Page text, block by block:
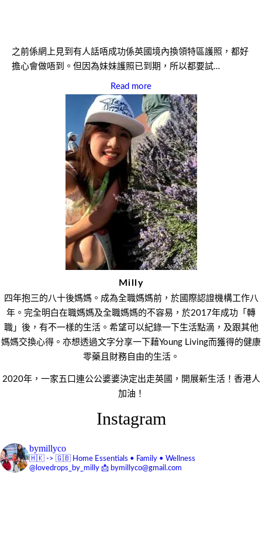
之前係網上見到有人話唔成功係英國境內換領特區護照，都好
擔心會做唔到。但因為妹妹護照已到期，所以都要試…
Read more
Milly
四年抱三的八十後媽媽。成為全職媽媽前，於國際認證機構工作八
年。完全明白在職媽媽及全職媽媽的不容易，於2017年成功「轉
職」後，有不一樣的生活。希望可以紀錄一下生活點滴，及跟其他
媽媽交換心得。亦想透過文字分享一下藉Young Living而獲得的健康
零藥且財務自由的生活。
2020年，一家五口連公公婆婆決定出走英國，開展新生活！香港人
加油！
Instagram
bymillyco
🇭🇰 -> 🇬🇧 Home Essentials • Family • Wellness
@lovedrops_by_milly 📩 bymillyco@gmail.com